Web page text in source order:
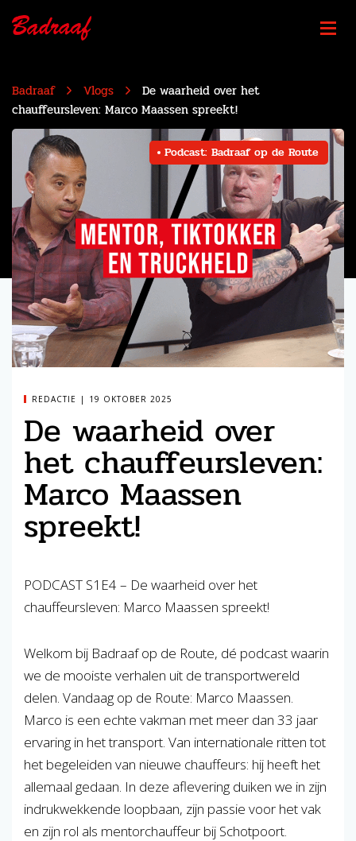
Badraaf Vlogs
De waarheid over het
chauffeursleven: Marco Maassen spreekt!
Podcast: Badraaf op de Route
REDACTIE 19 OKTOBER 2025
De waarheid over
het chauffeursleven:
Marco Maassen
spreekt!
PODCAST S1E4 – De waarheid over het
chauffeursleven: Marco Maassen spreekt!
Welkom bij Badraaf op de Route, dé podcast waarin
we de mooiste verhalen uit de transportwereld
delen. Vandaag op de Route: Marco Maassen.
Marco is een echte vakman met meer dan 33 jaar
ervaring in het transport. Van internationale ritten tot
het begeleiden van nieuwe chauffeurs: hij heeft het
allemaal gedaan. In deze aflevering duiken we in zijn
indrukwekkende loopbaan, zijn passie voor het vak
en zijn rol als mentorchauffeur bij Schotpoort.